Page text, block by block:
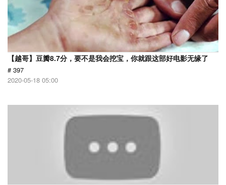
【越哥】豆瓣8.7分，要不是我会挖宝，你就跟这部好电影无缘了
# 397
2020-05-18 05:00